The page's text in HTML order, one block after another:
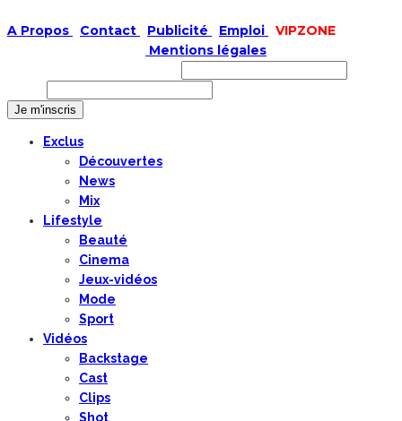
A Propos Contact Publicité Emploi
VIPZONE
Mentions légales
Exclus
Découvertes
News
Mix
Lifestyle
Beauté
Cinema
Jeux-vidéos
Mode
Sport
Vidéos
Backstage
Cast
Clips
Shot